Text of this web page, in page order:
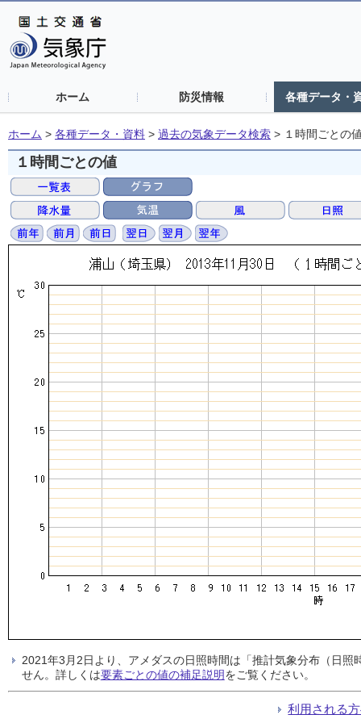
ホーム 防災情報 各種データ・
ホーム > 各種データ・資料 > 過去の気象データ検索 > １時間ごとの
１時間ごとの値
2021年3月2日より、アメダスの日照時間は「推計気象分布（日
せん。詳しくは要素ごとの値の補足説明をご覧ください。
利用される